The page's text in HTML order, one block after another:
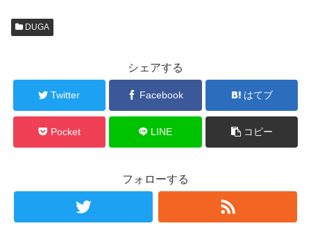
DUGA
シェアする
Twitter Facebook はてブ
Pocket LINE コピー
フォローする